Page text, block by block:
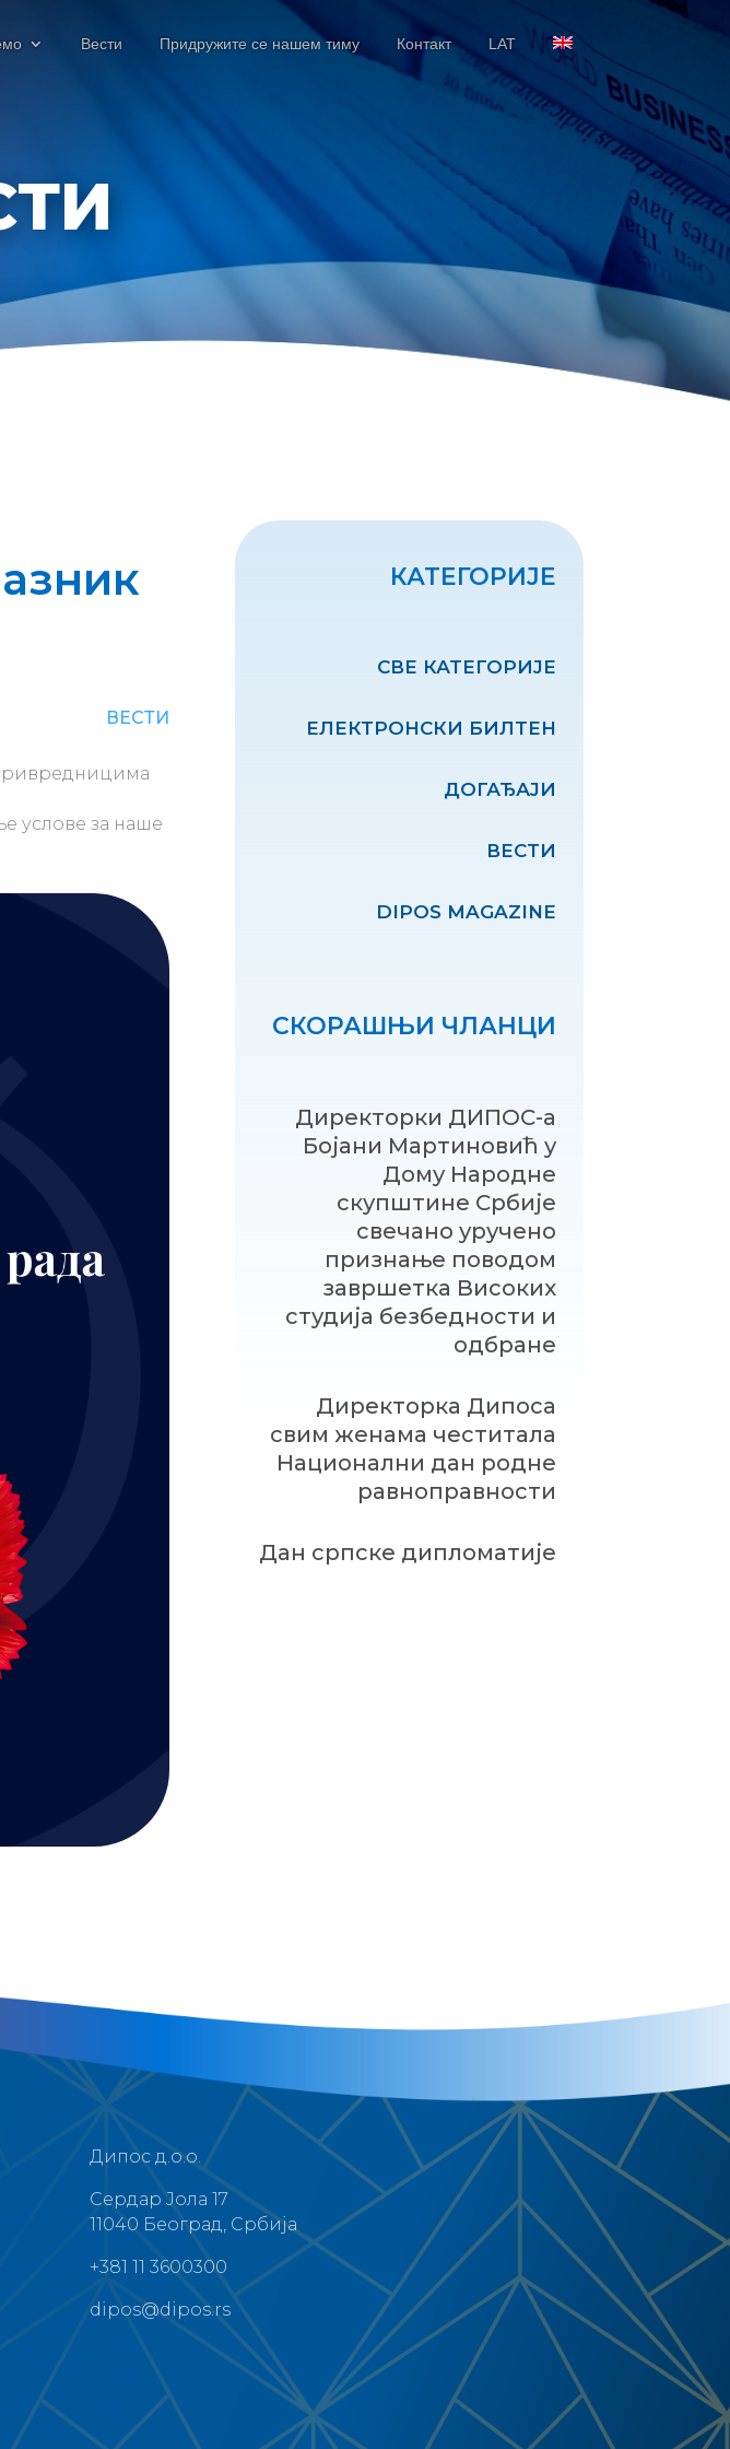
Вести Придружите се нашем тиму Контакт LAT
ВЕСТИ
услове за наше
КАТЕГОРИЈЕ
СВЕ КАТЕГОРИЈЕ
ЕЛЕКТРОНСКИ БИЛТЕН
ДОГАЂАЈИ
ВЕСТИ
DIPOS MAGAZINE
СКОРАШЊИ ЧЛАНЦИ
Директорки ДИПОС-а
Бојани Мартиновић у
Дому Народне
скупштине Србије
свечано уручено
признање поводом
завршетка Високих
студија безбедности и
одбране
Директорка Дипоса
свим женама честитала
Национални дан родне
равноправности
Дан српске дипломатије
Дипос д.о.о.
Сердар Јола 17
11040 Београд, Србија
+381 11 3600300
dipos@dipos.rs